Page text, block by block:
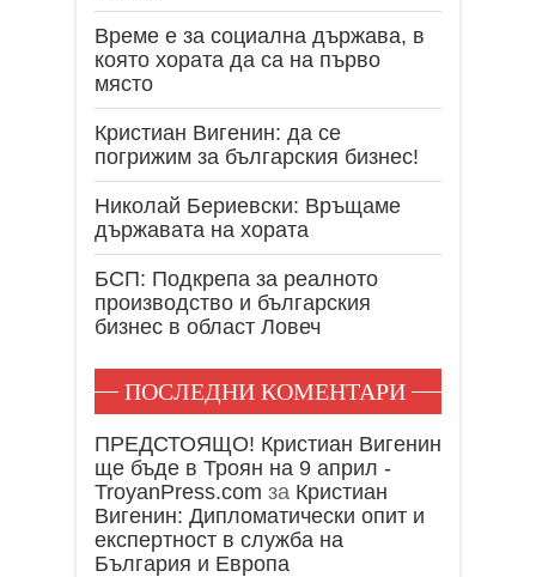
Време е за социална държава, в
която хората да са на първо
място
Кристиан Вигенин: да се
погрижим за българския бизнес!
Николай Бериевски: Връщаме
държавата на хората
БСП: Подкрепа за реалното
производство и българския
бизнес в област Ловеч
ПОСЛЕДНИ КОМЕНТАРИ
ПРЕДСТОЯЩО! Кристиан Вигенин
ще бъде в Троян на 9 април -
TroyanPress.com за Кристиан
Вигенин: Дипломатически опит и
експертност в служба на
България и Европа